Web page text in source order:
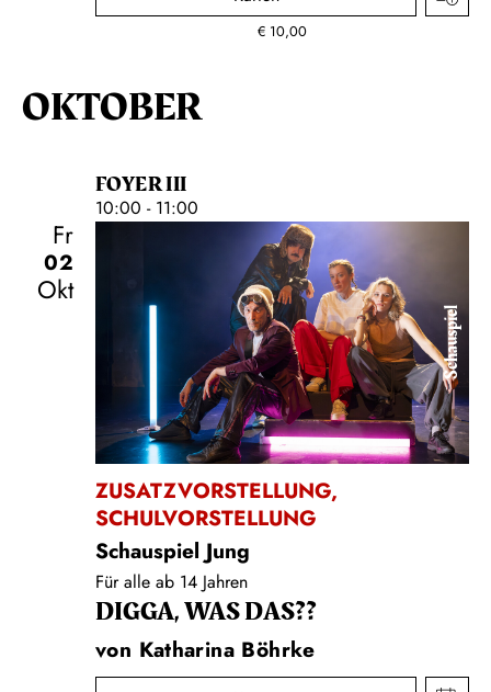
€ 10,00
OKTOBER
FOYER III
10:00 - 11:00
Fr
02
Okt
Schauspiel
ZUSATZVORSTELLUNG,
SCHULVORSTELLUNG
Schauspiel Jung
Für alle ab 14 Jahren
DIGGA, WAS DAS??
von Katharina Böhrke